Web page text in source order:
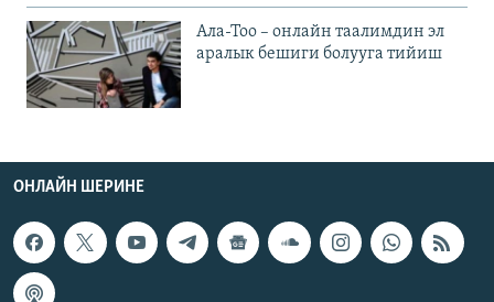
Ала-Тоо – онлайн таалимдин эл
аралык бешиги болууга тийиш
ОНЛАЙН ШЕРИНЕ